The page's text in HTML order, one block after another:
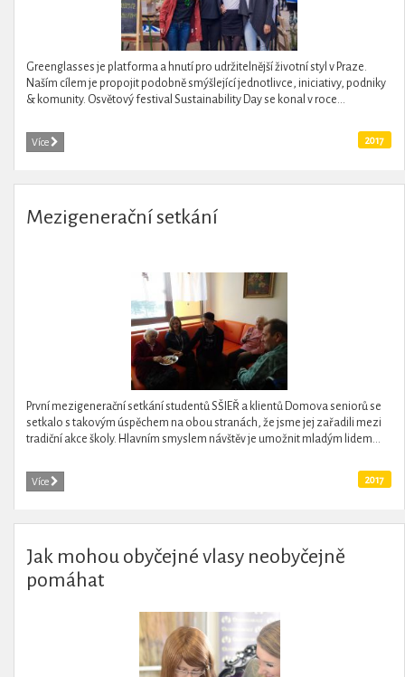
Greenglasses je platforma a hnutí pro udržitelnější životní styl v Praze.
Naším cílem je propojit podobně smýšlející jednotlivce, iniciativy, podniky
& komunity. Osvětový festival Sustainability Day se konal v roce...
Více 2017
Mezigenerační setkání
První mezigenerační setkání studentů SŠIEŘ a klientů Domova seniorů se
setkalo s takovým úspěchem na obou stranách, že jsme jej zařadili mezi
tradiční akce školy. Hlavním smyslem návštěv je umožnit mladým lidem...
Více 2017
Jak mohou obyčejné vlasy neobyčejně
pomáhat